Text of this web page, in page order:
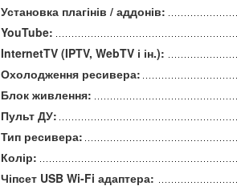
Установка плагінів / аддонів:
YouTube:
InternetTV (IPTV, WebTV і ін.):
Охолодження ресивера:
Блок живлення:
Пульт ДУ:
Тип ресивера:
Колір:
Чіпсет USB Wi-Fi адаптера: